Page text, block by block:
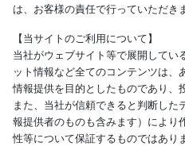
は、お客様の責任で行っていただき
【当サイトのご利用について】
当社がウェブサイト等で展開してい
ット情報など全てのコンテンツは
情報提供を目的としたものであり、
また、当社が信頼できると判断し
報提供者のものも含みます）により
性等について保証するものではあり